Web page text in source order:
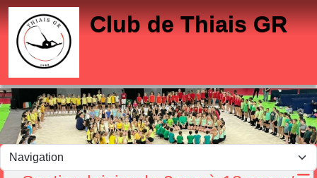
Club de Thiais GR
Panneau de gestion des cookies